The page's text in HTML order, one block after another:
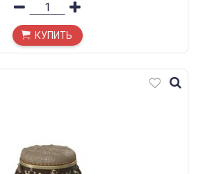
КУПИТЬ